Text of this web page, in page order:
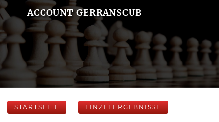
ACCOUNT GERRANSCUB
STARTSEITE EINZELERGEBNISSE